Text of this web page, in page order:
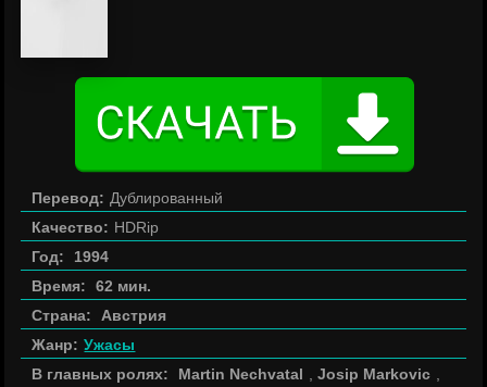
Перевод: Дублированный
Качество: HDRip
Год:
1994
Время:
62 мин.
Страна:
Австрия
Жанр: Ужасы
В главных ролях:
Martin Nechvatal ,Josip Markovic